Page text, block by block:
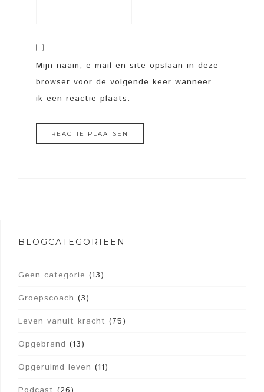
Mijn naam, e-mail en site opslaan in deze
browser voor de volgende keer wanneer
ik een reactie plaats.
BLOGCATEGORIEËN
Geen categorie (13)
Groepscoach (3)
Leven vanuit kracht (75)
Opgebrand (13)
Opgeruimd leven (11)